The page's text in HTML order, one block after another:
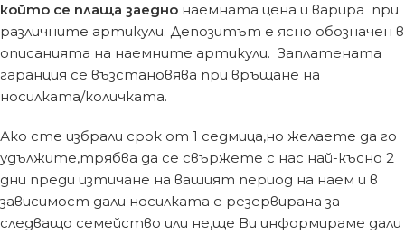
който се плаща заедно наемната цена и варира при
различните артикули. Депозитът е ясно обозначен в
описанията на наемните артикули. Заплатената
гаранция се възстановява при връщане на
носилката/количката.
Ако сте избрали срок от 1 седмица,но желаете да го
удължите,трябва да се свържете с нас най-късно 2
дни преди изтичане на вашият период на наем и в
зависимост дали носилката е резервирана за
следващо семейство или не,ще Ви информираме дали